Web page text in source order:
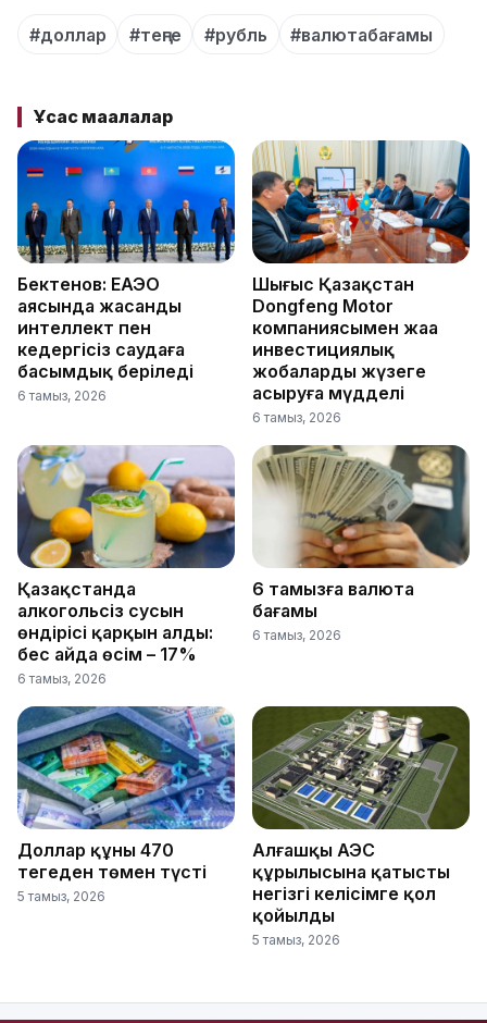
#доллар #теңге #рубль #валютабағамы
Ұқсас мақалалар
Бектенов: ЕАЭО
аясында жасанды
интеллект пен
кедергісіз саудаға
басымдық беріледі
6 тамыз, 2026
Шығыс Қазақстан
Dongfeng Motor
компаниясымен жаңа
инвестициялық
жобаларды жүзеге
асыруға мүдделі
6 тамыз, 2026
Қазақстанда
алкогольсіз сусын
өндірісі қарқын алды:
бес айда өсім – 17%
6 тамыз, 2026
6 тамызға валюта
бағамы
6 тамыз, 2026
Доллар құны 470
теңгеден төмен түсті
5 тамыз, 2026
Алғашқы АЭС
құрылысына қатысты
негізгі келісімге қол
қойылды
5 тамыз, 2026